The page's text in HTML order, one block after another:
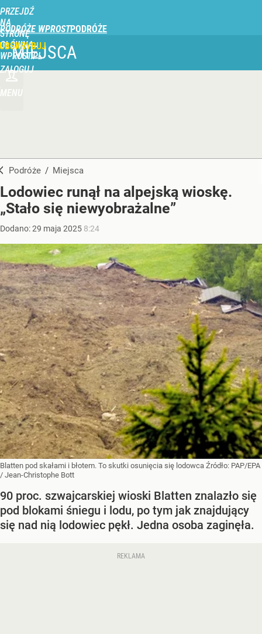
PRZEJDŹ
NA
STRONĘ
GŁÓWNĄ
WPROST.PL
PODRÓŻE WPROST
ZALOGUJ
MENU
MIEJSCA
Podróże / Miejsca
Lodowiec runął na alpejską wioskę.
„Stało się niewyobrażalne”
Dodano:29 maja 2025 8:24
Blatten pod skałami i błotem. To skutki osunięcia się lodowca Źródło: PAP/EPA
/ Jean-Christophe Bott
90 proc. szwajcarskiej wioski Blatten znalazło się
pod blokami śniegu i lodu, po tym jak znajdujący
się nad nią lodowiec pękł. Jedna osoba zaginęła.